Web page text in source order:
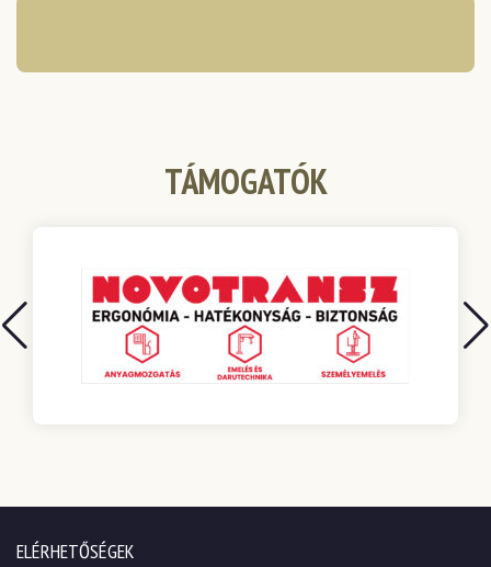
TÁMOGATÓK
ELÉRHETŐSÉGEK